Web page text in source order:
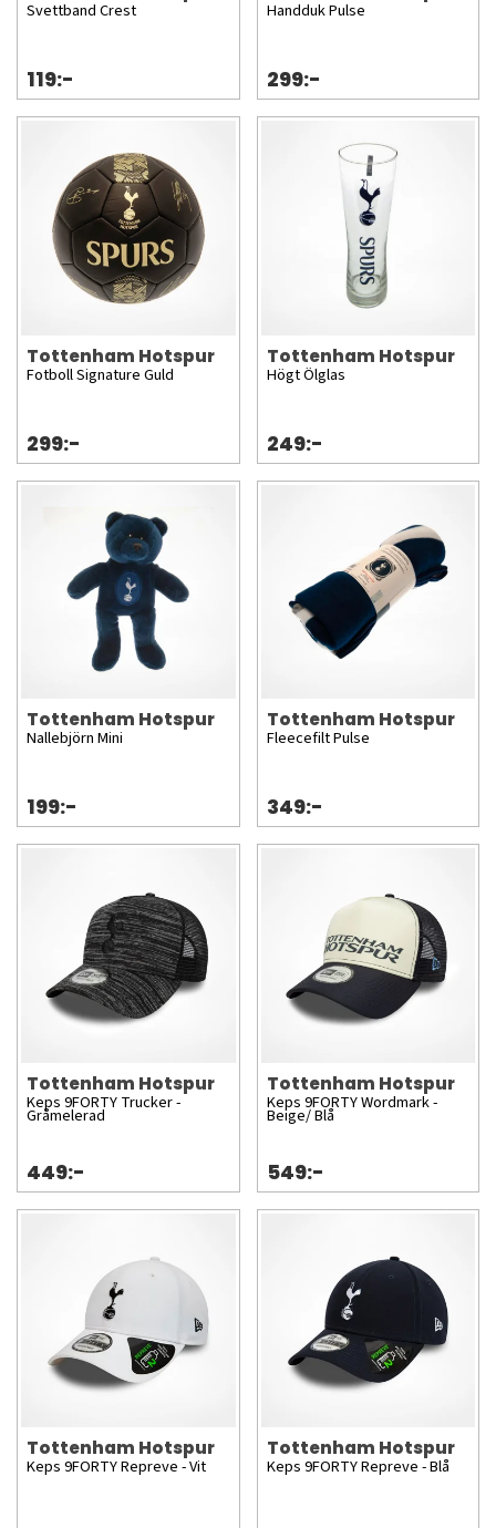
Svettband Crest
119:-
Handduk Pulse
299:-
Tottenham Hotspur
Fotboll Signature Guld
299:-
Tottenham Hotspur
Högt Ölglas
249:-
Tottenham Hotspur
Nallebjörn Mini
199:-
Tottenham Hotspur
Fleecefilt Pulse
349:-
Tottenham Hotspur
Keps 9FORTY Trucker -
Gråmelerad
449:-
Tottenham Hotspur
Keps 9FORTY Wordmark -
Beige/ Blå
549:-
Tottenham Hotspur
Keps 9FORTY Repreve - Vit
Tottenham Hotspur
Keps 9FORTY Repreve - Blå